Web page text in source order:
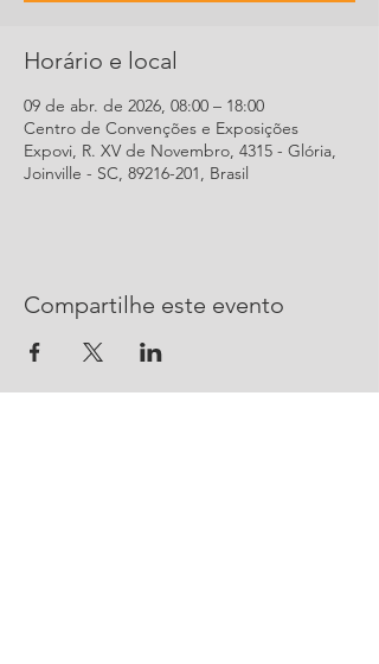
Horário e local
09 de abr. de 2026, 08:00 – 18:00
Centro de Convenções e Exposições
Expovi, R. XV de Novembro, 4315 - Glória,
Joinville - SC, 89216-201, Brasil
Compartilhe este evento